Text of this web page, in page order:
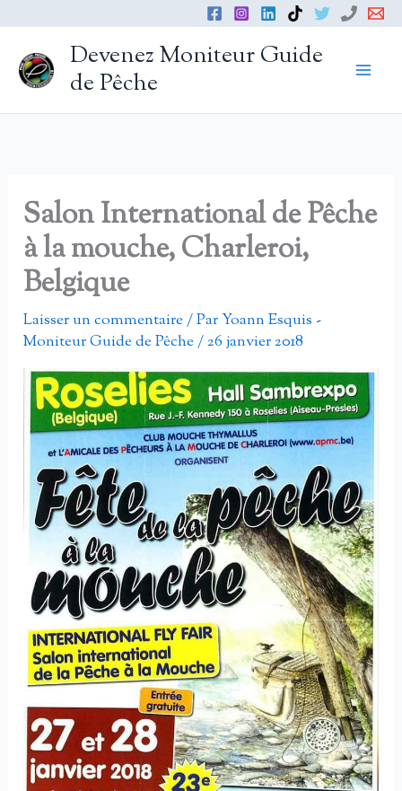
contenu
Devenez Moniteur Guide
de Pêche
Salon International de Pêche
à la mouche, Charleroi,
Belgique
Laisser un commentaire/ ParYoann Esquis -
Moniteur Guide de Pêche/26 janvier 2018